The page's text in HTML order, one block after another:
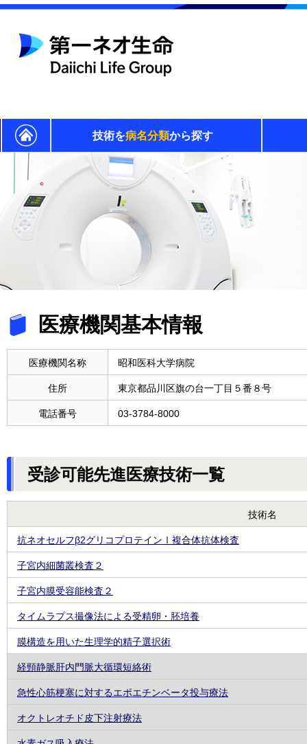
技術を病名分類から探す
医療機関基本情報
医療機関名称 昭和医科大学病院
住所 東京都品川区旗の台一丁目５番８号
電話番号 03-3784-8000
受診可能先進医療技術一覧
技術名
抗ネオセルフβ2グリコプロテインⅠ複合体抗体検査
子宮内細菌叢検査２
子宮内膜受容能検査２
タイムラプス撮像法による受精卵・胚培養
膜構造を用いた生理学的精子選択術
経頸静脈肝内門脈大循環短絡術
急性心筋梗塞に対するエポエチンベータ投与療法
オクトレオチド皮下注射療法